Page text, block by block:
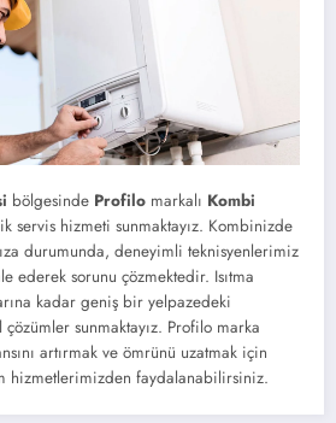
bölgesinde Profilo markalı Kombi
servis hizmeti sunmaktayız. Kombinizde
durumunda, deneyimli teknisyenlerimiz
ederek sorunu çözmektedir. Isıtma
kadar geniş bir yelpazedeki
sunmaktayız. Profilo marka
artırmak ve ömrünü uzatmak için
hizmetlerimizden faydalanabilirsiniz.